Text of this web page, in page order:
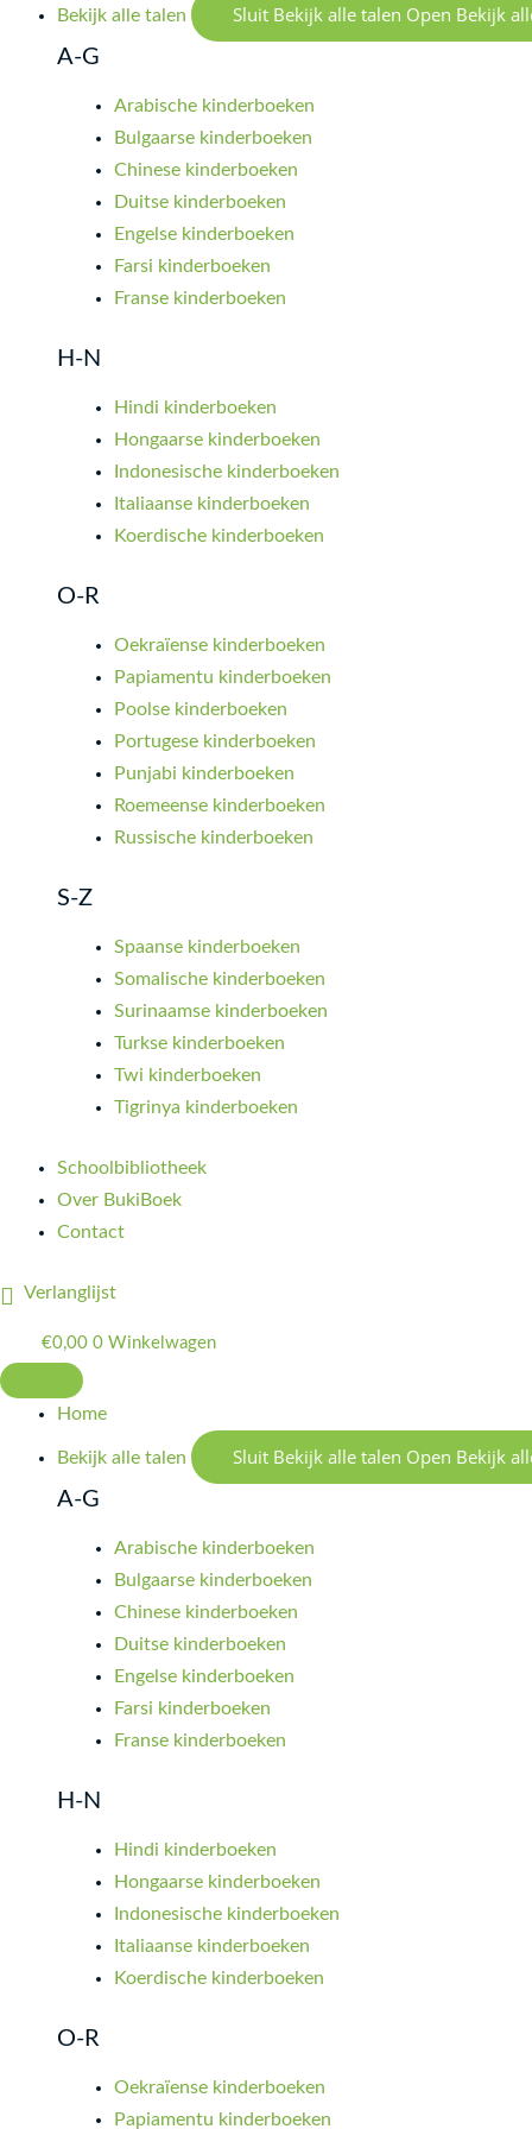
Bekijk alle talen Sluit Bekijk alle talen Open Bekijk
A-G
Arabische kinderboeken
Bulgaarse kinderboeken
Chinese kinderboeken
Duitse kinderboeken
Engelse kinderboeken
Farsi kinderboeken
Franse kinderboeken
H-N
Hindi kinderboeken
Hongaarse kinderboeken
Indonesische kinderboeken
Italiaanse kinderboeken
Koerdische kinderboeken
O-R
Oekraïense kinderboeken
Papiamentu kinderboeken
Poolse kinderboeken
Portugese kinderboeken
Punjabi kinderboeken
Roemeense kinderboeken
Russische kinderboeken
S-Z
Spaanse kinderboeken
Somalische kinderboeken
Surinaamse kinderboeken
Turkse kinderboeken
Twi kinderboeken
Tigrinya kinderboeken
Schoolbibliotheek
Over BukiBoek
Contact
Verlanglijst
€0,00 0 Winkelwagen
Home
Bekijk alle talen Sluit Bekijk alle talen Open Bekijk
A-G
Arabische kinderboeken
Bulgaarse kinderboeken
Chinese kinderboeken
Duitse kinderboeken
Engelse kinderboeken
Farsi kinderboeken
Franse kinderboeken
H-N
Hindi kinderboeken
Hongaarse kinderboeken
Indonesische kinderboeken
Italiaanse kinderboeken
Koerdische kinderboeken
O-R
Oekraïense kinderboeken
Papiamentu kinderboeken